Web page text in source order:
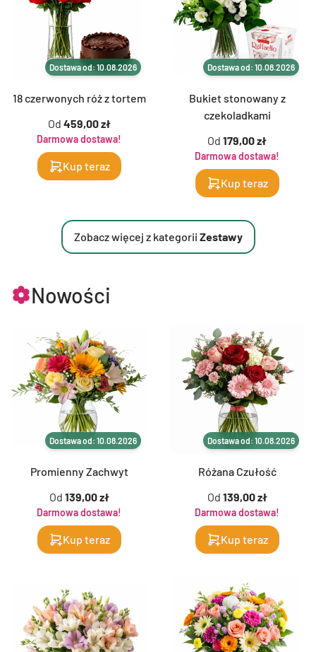
Dostawa od: 10.08.2026
18 czerwonych róż z tortem
Od 459,00 zł
Darmowa dostawa!
Kup teraz
Dostawa od: 10.08.2026
Bukiet stonowany z
czekoladkami
Od 179,00 zł
Darmowa dostawa!
Kup teraz
Zobacz więcej z kategorii Zestawy
Nowości
Dostawa od: 10.08.2026
Promienny Zachwyt
Od 139,00 zł
Darmowa dostawa!
Kup teraz
Dostawa od: 10.08.2026
Różana Czułość
Od 139,00 zł
Darmowa dostawa!
Kup teraz